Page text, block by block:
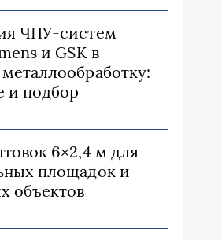
ЧПУ-систем
и GSK в
и подбор
6×2,4 м для
площадок и
объектов